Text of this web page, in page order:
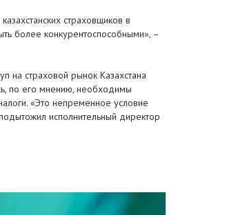
страховщиков в
более конкурентоспособными», –
на страховой рынок Казахстана
по его мнению, необходимы
«Это непременное условие
исполнительный директор